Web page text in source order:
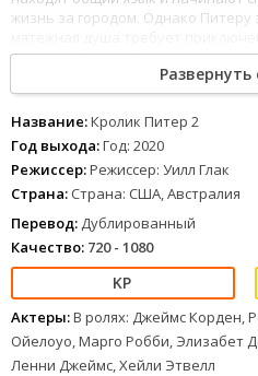
жизнь за городом. Однако Питеру
поиски в большой город, туда,
по достоинству. Тем временем,
семьи, рискуя жизнью,
вернуть его домой, и теперь
для него важнее всего.
1 23 45 678
Развернуть
Название:Кролик Питер 2
Год выхода:Год: 2020
Режиссер:Режиссер: Уилл Глак
Страна: Страна: США, Австралия
Перевод: Дублированный
Качество: 720 - 1080
Актеры:В ролях: Джеймс Корден,
Ойелоуо, Марго Робби, Элизабет
Ленни Джеймс, Хейли Этвелл